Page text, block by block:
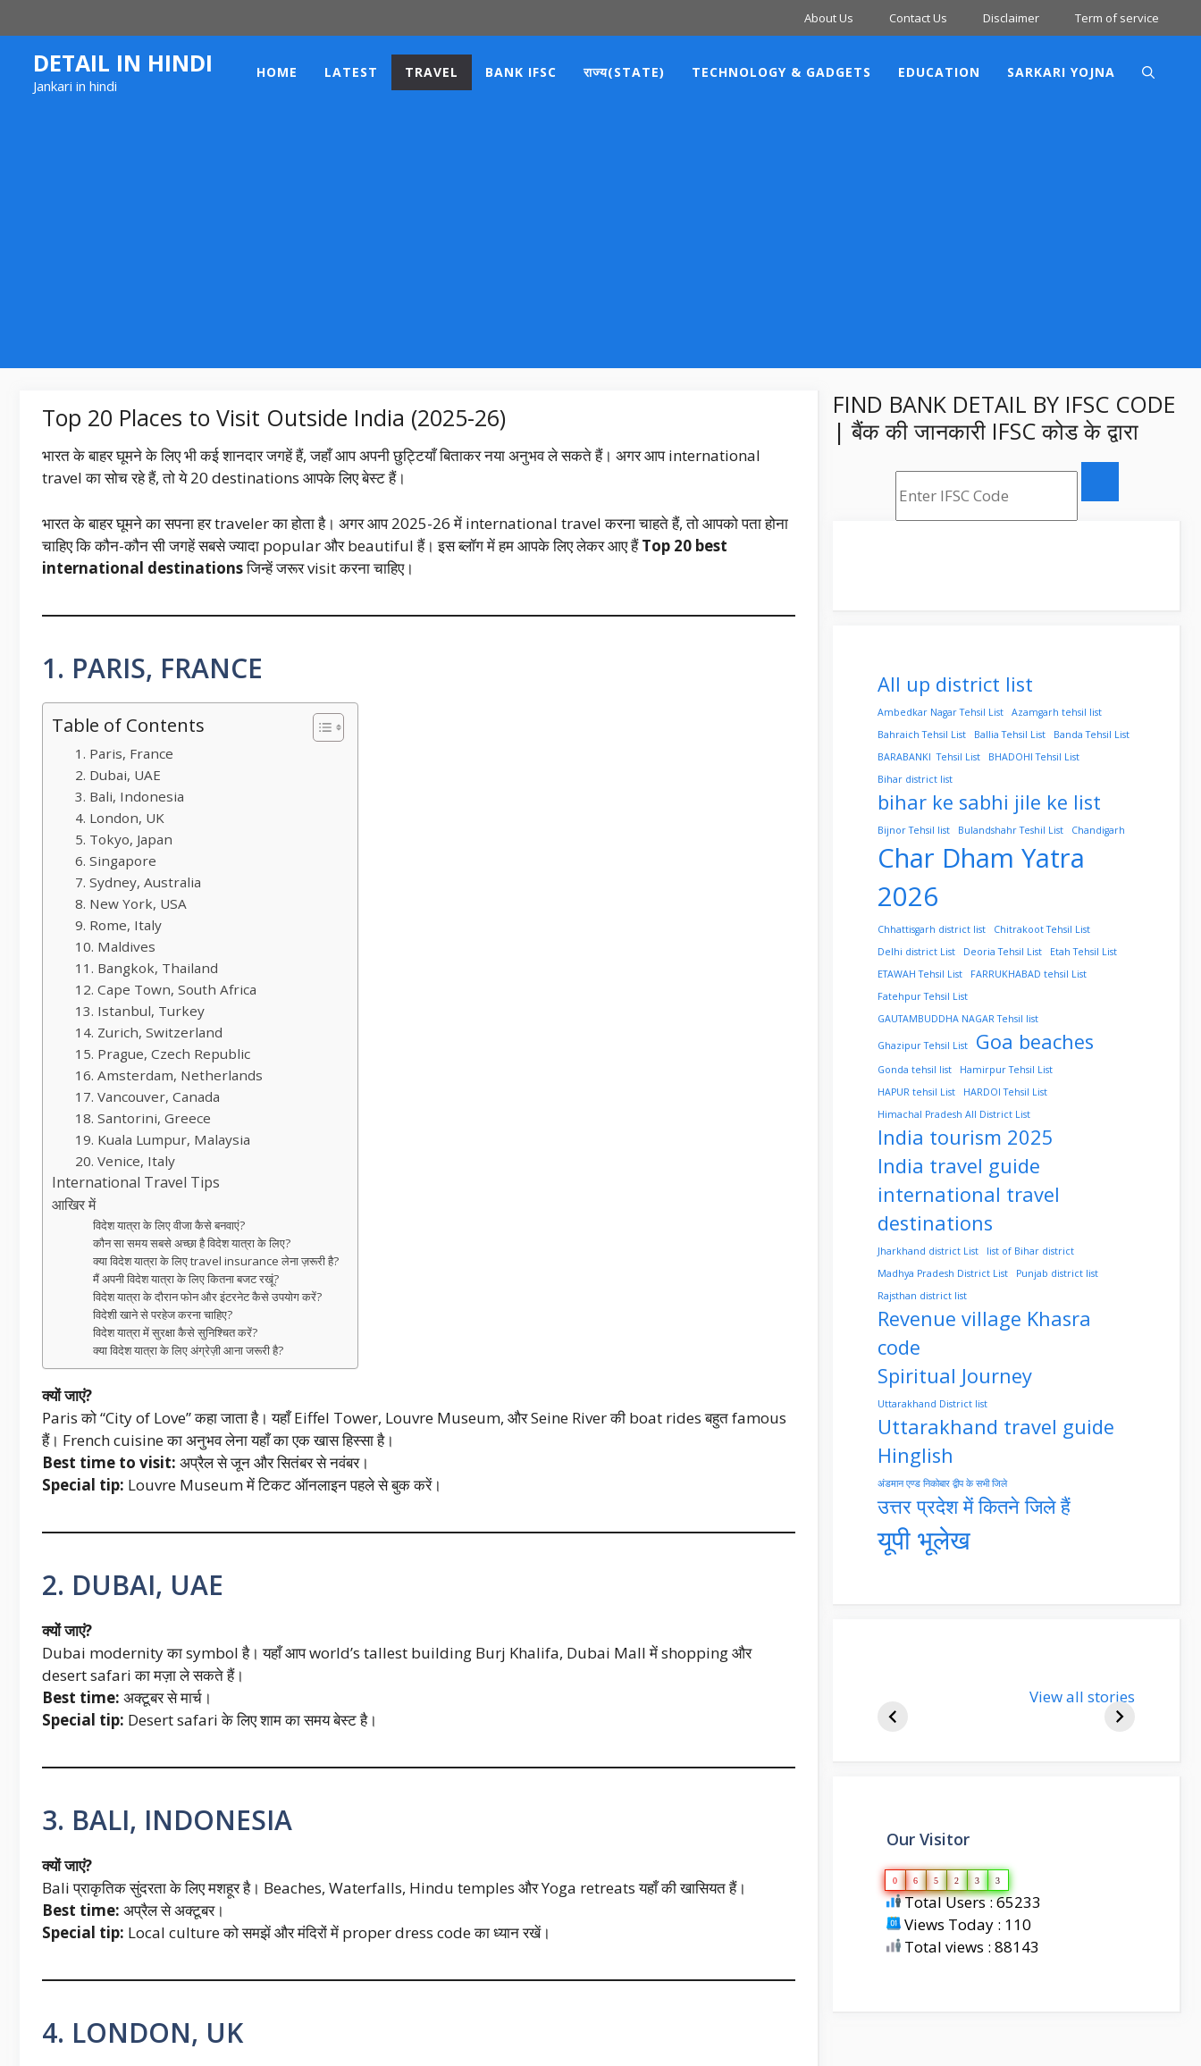
to
content
About Us Contact Us Disclaimer Term of service
DETAIL IN HINDI
Jankari in hindi
HOME LATEST TRAVEL BANK IFSC राज्य(STATE) TECHNOLOGY & GADGETS EDUCATION SARKARI YOJNA
Top 20 Places to Visit Outside India (2025-26)
भारत के बाहर घूमने के लिए भी कई शानदार जगहें हैं, जहाँ आप अपनी छुट्टियाँ बिताकर नया अनुभव ले सकते हैं। अगर आप international
travel का सोच रहे हैं, तो ये 20 destinations आपके लिए बेस्ट हैं।
भारत के बाहर घूमने का सपना हर traveler का होता है। अगर आप 2025-26 में international travel करना चाहते हैं, तो आपको पता होना
चाहिए कि कौन-कौन सी जगहें सबसे ज्यादा popular और beautiful हैं। इस ब्लॉग में हम आपके लिए लेकर आए हैंTop 20 best
international destinationsजिन्हें जरूर visit करना चाहिए।
1. PARIS, FRANCE
Table of Contents
1. Paris, France
2. Dubai, UAE
3. Bali, Indonesia
4. London, UK
5. Tokyo, Japan
6. Singapore
7. Sydney, Australia
8. New York, USA
9. Rome, Italy
10. Maldives
11. Bangkok, Thailand
12. Cape Town, South Africa
13. Istanbul, Turkey
14. Zurich, Switzerland
15. Prague, Czech Republic
16. Amsterdam, Netherlands
17. Vancouver, Canada
18. Santorini, Greece
19. Kuala Lumpur, Malaysia
20. Venice, Italy
International Travel Tips
आखिर में
विदेश यात्रा के लिए वीजा कैसे बनवाएं?
कौन सा समय सबसे अच्छा है विदेश यात्रा के लिए?
क्या विदेश यात्रा के लिए travel insurance लेना ज़रूरी है?
मैं अपनी विदेश यात्रा के लिए कितना बजट रखूं?
विदेश यात्रा के दौरान फोन और इंटरनेट कैसे उपयोग करें?
विदेशी खाने से परहेज करना चाहिए?
विदेश यात्रा में सुरक्षा कैसे सुनिश्चित करें?
क्या विदेश यात्रा के लिए अंग्रेज़ी आना जरूरी है?
क्यों जाएं?
Paris को “City of Love” कहा जाता है। यहाँ Eiffel Tower, Louvre Museum, और Seine River की boat rides बहुत famous
हैं। French cuisine का अनुभव लेना यहाँ का एक खास हिस्सा है।
Best time to visit: अप्रैल से जून और सितंबर से नवंबर।
Special tip: Louvre Museum में टिकट ऑनलाइन पहले से बुक करें।
2. DUBAI, UAE
क्यों जाएं?
Dubai modernity का symbol है। यहाँ आप world’s tallest building Burj Khalifa, Dubai Mall में shopping और
desert safari का मज़ा ले सकते हैं।
Best time: अक्टूबर से मार्च।
Special tip: Desert safari के लिए शाम का समय बेस्ट है।
3. BALI, INDONESIA
क्यों जाएं?
Bali प्राकृतिक सुंदरता के लिए मशहूर है। Beaches, Waterfalls, Hindu temples और Yoga retreats यहाँ की खासियत हैं।
Best time: अप्रैल से अक्टूबर।
Special tip: Local culture को समझें और मंदिरों में proper dress code का ध्यान रखें।
4. LONDON, UK
FIND BANK DETAIL BY IFSC CODE
| बैंक की जानकारी IFSC कोड के द्वारा
All up district list
Ambedkar Nagar Tehsil List
Azamgarh tehsil list
Bahraich Tehsil List
Ballia Tehsil List
Banda Tehsil List
BARABANKI Tehsil List
BHADOHI Tehsil List
Bihar district list
bihar ke sabhi jile ke list
Bijnor Tehsil list Bulandshahr Teshil List Chandigarh
Char Dham Yatra
2026
Chhattisgarh district list
Chitrakoot Tehsil List
Delhi district List
Deoria Tehsil List
Etah Tehsil List
ETAWAH Tehsil List
FARRUKHABAD tehsil List
Fatehpur Tehsil List
GAUTAMBUDDHA NAGAR Tehsil list
Ghazipur Tehsil List Goa beaches
Gonda tehsil list
Hamirpur Tehsil List
HAPUR tehsil List
HARDOI Tehsil List
Himachal Pradesh All District List
India tourism 2025
India travel guide
international travel
destinations
Jharkhand district List
list of Bihar district
Madhya Pradesh District List
Punjab district list
Rajsthan district list
Revenue village Khasra
code
Spiritual Journey
Uttarakhand District list
Uttarakhand travel guide
Hinglish
अंडमान एण्ड निकोबार द्वीप के सभी जिले
उत्तर प्रदेश में कितने जिले हैं
यूपी भूलेख
bjp-india-
biography
View all stories
Our Visitor
0 6 5 2 3 3
Total Users : 65233
Views Today : 110
Total views : 88143